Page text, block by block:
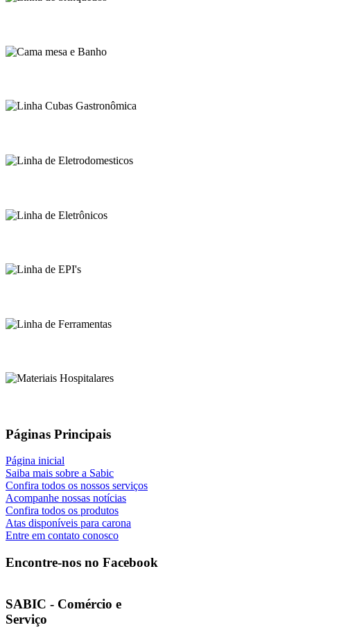
Páginas Principais
Página inicial
Saiba mais sobre a Sabic
Confira todos os nossos serviços
Acompanhe nossas notícias
Confira todos os produtos
Atas disponíveis para carona
Entre em contato conosco
Encontre-nos no Facebook
SABIC - Comércio e
Serviço